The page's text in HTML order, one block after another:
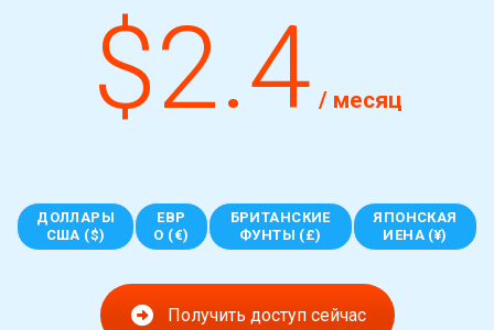
$2.4 / месяц
ДОЛЛАРЫ
США ($)
ЕВР
О (€)
БРИТАНСКИЕ
ФУНТЫ (£)
ЯПОНСКАЯ
ИЕНА (¥)
Получить доступ сейчас